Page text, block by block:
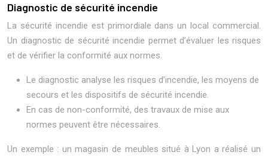
Diagnostic de sécurité incendie
La sécurité incendie est primordiale dans un local commercial.
Un diagnostic de sécurité incendie permet d’évaluer les risques
et de vérifier la conformité aux normes.
Le diagnostic analyse les risques d’incendie, les moyens de
secours et les dispositifs de sécurité incendie.
En cas de non-conformité, des travaux de mise aux
normes peuvent être nécessaires.
Un exemple : un magasin de meubles situé à Lyon a réalisé un